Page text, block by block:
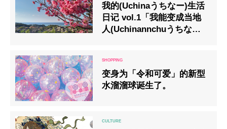
我的(Uchinaうちなー)生活
日记 vol.1「我能变成当地
人(Uchinannchuうちなー
变身为「令和可爱」的新型
水溜溜球诞生了。